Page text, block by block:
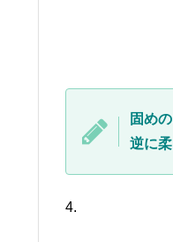
固め
逆に
4.